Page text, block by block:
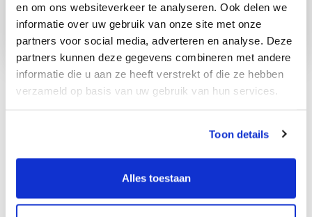
en om ons websiteverkeer te analyseren. Ook delen we
informatie over uw gebruik van onze site met onze
partners voor social media, adverteren en analyse. Deze
partners kunnen deze gegevens combineren met andere
informatie die u aan ze heeft verstrekt of die ze hebben
verzameld op basis van uw gebruik van hun services.
Toon details
Alles toestaan